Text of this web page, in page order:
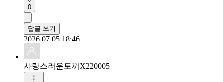
0
답글 쓰기
2026.07.05 18:46
사랑스러운토끼X220005